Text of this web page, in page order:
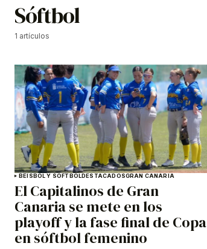
Sóftbol
1 artículos
BEISBOL Y SOFTBOLDESTACADOSGRAN CANARIA
El Capitalinos de Gran
Canaria se mete en los
playoff y la fase final de Copa
en sóftbol femenino